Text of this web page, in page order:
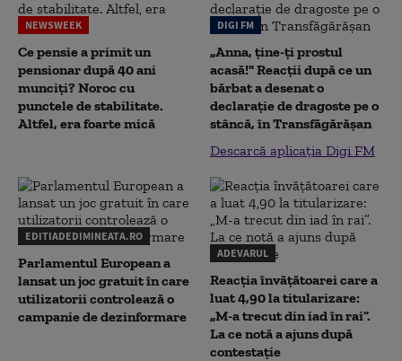
NEWSWEEK
Ce pensie a primit un
pensionar după 40 ani
munciți? Noroc cu
punctele de stabilitate.
Altfel, era foarte mică
DIGI FM
„Anna, ţine-ţi prostul
acasă!" Reacţii după ce un
bărbat a desenat o
declaraţie de dragoste pe o
stâncă, în Transfăgărăşan
Descarcă aplicația Digi FM
EDITIADEDIMINEATA.RO
Parlamentul European a
lansat un joc gratuit în care
utilizatorii controlează o
campanie de dezinformare
ADEVARUL
Reacția învățătoarei care a
luat 4,90 la titularizare:
„M-a trecut din iad în rai”.
La ce notă a ajuns după
contestație